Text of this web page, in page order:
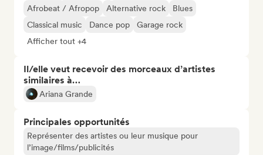
Afrobeat / Afropop Alternative rock
Blues
Classical music
Dance pop
Garage rock
Afficher tout +4
Il/elle veut recevoir des morceaux d’artistes
similaires à…
Ariana Grande
Principales opportunités
Représenter des artistes ou leur musique pour
l’image/films/publicités